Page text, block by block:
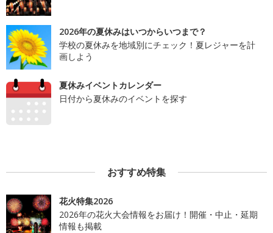
2026年の夏休みはいつからいつまで？
学校の夏休みを地域別にチェック！夏レジャーを計
画しよう
夏休みイベントカレンダー
日付から夏休みのイベントを探す
おすすめ特集
花火特集2026
2026年の花火大会情報をお届け！開催・中止・延期
情報も掲載